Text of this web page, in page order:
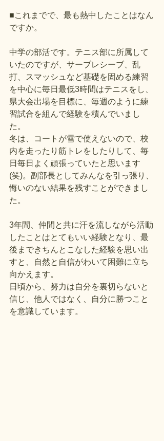
■これまでで、最も熱中したことはなん
ですか。
中学の部活です。テニス部に所属して
いたのですが、サーブレシーブ、乱
打、スマッシュなど基礎を固める練習
を中心に毎日最低3時間はテニスをし、
県大会出場を目標に、毎週のように練
習試合を組んで経験を積んでいまし
た。
冬は、コートが雪で使えないので、校
内を走ったり筋トレをしたりして、毎
日毎日よく頑張っていたと思います
(笑)。副部長としてみんなを引っ張り、
悔いのない結果を残すことができまし
た。
3年間、仲間と共に汗を流しながら活動
したことはとてもいい経験となり、最
後まできちんとこなした経験を思い出
すと、自然と自信がわいて困難に立ち
向かえます。
日頃から、努力は自分を裏切らないと
信じ、他人ではなく、自分に勝つこと
を意識しています。